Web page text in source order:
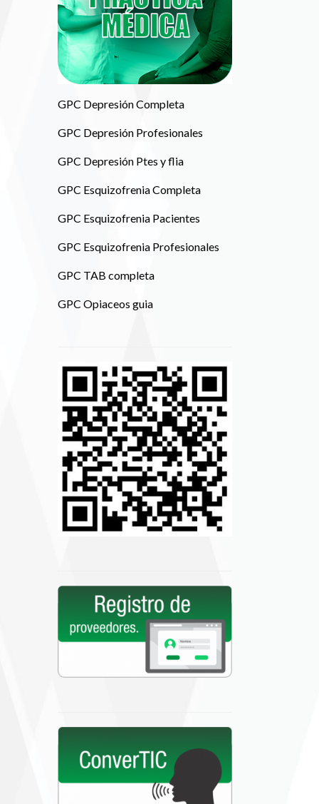
GPC Depresión Completa
GPC Depresión Profesionales
GPC Depresión Ptes y flia
GPC Esquizofrenia Completa
GPC Esquizofrenia Pacientes
GPC Esquizofrenia Profesionales
GPC TAB completa
GPC Opiaceos guia